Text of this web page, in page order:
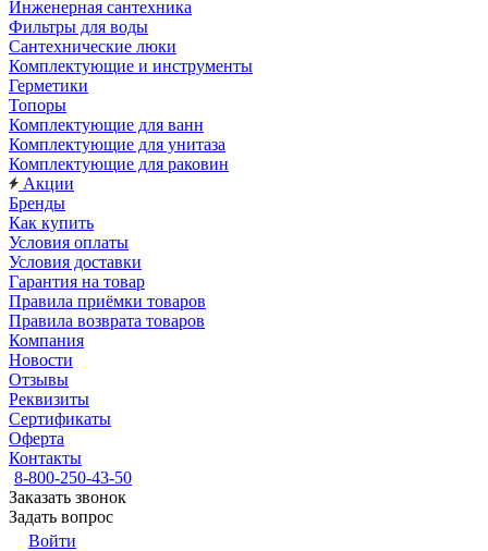
Инженерная сантехника
Фильтры для воды
Сантехнические люки
Комплектующие и инструменты
Герметики
Топоры
Комплектующие для ванн
Комплектующие для унитаза
Комплектующие для раковин
Акции
Бренды
Как купить
Условия оплаты
Условия доставки
Гарантия на товар
Правила приёмки товаров
Правила возврата товаров
Компания
Новости
Отзывы
Реквизиты
Сертификаты
Оферта
Контакты
8-800-250-43-50
Заказать звонок
Задать вопрос
Войти